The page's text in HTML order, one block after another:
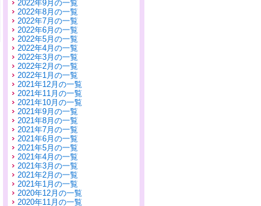
2022年9月の一覧
2022年8月の一覧
2022年7月の一覧
2022年6月の一覧
2022年5月の一覧
2022年4月の一覧
2022年3月の一覧
2022年2月の一覧
2022年1月の一覧
2021年12月の一覧
2021年11月の一覧
2021年10月の一覧
2021年9月の一覧
2021年8月の一覧
2021年7月の一覧
2021年6月の一覧
2021年5月の一覧
2021年4月の一覧
2021年3月の一覧
2021年2月の一覧
2021年1月の一覧
2020年12月の一覧
2020年11月の一覧